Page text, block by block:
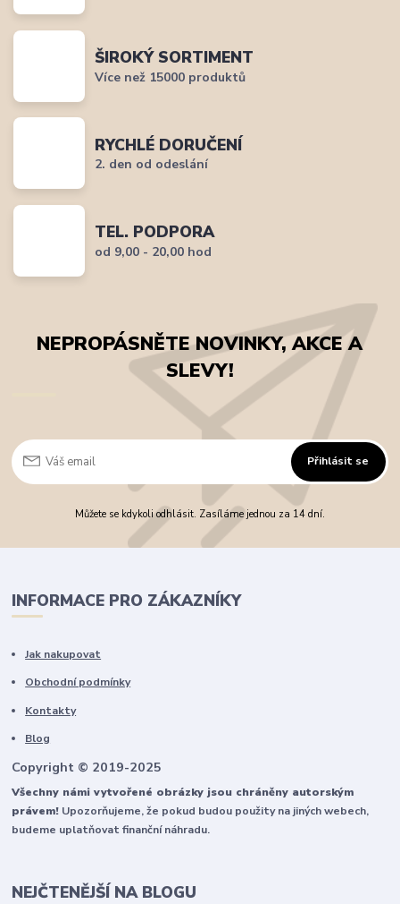
ŠIROKÝ SORTIMENT
Více než 15000 produktů
RYCHLÉ DORUČENÍ
2. den od odeslání
TEL. PODPORA
od 9,00 - 20,00 hod
NEPROPÁSNĚTE NOVINKY, AKCE A
SLEVY!
Přihlásit se
Můžete se kdykoli odhlásit. Zasíláme jednou za 14 dní.
INFORMACE PRO ZÁKAZNÍKY
Jak nakupovat
Obchodní podmínky
Kontakty
Blog
Copyright © 2019-2025
Všechny námi vytvořené obrázky jsou chráněny autorským
právem! Upozorňujeme, že pokud budou použity na jiných webech,
budeme uplatňovat finanční náhradu.
NEJČTENĚJŠÍ NA BLOGU